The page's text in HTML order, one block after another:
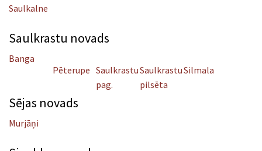
Saulkalne
Saulkrastu novads
Banga
Pēterupe Saulkrastu
pag.
Saulkrastu
pilsēta
Silmala
Sējas novads
Murjāņi